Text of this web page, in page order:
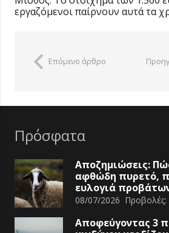
εργαζόμενοι παίρνουν αυτά τα
Επόμενο άρθρο
Πρόσφατα
Αποζημιώσεις:
αφθώδη πυρετό,
ευλογιά
08/07/2026 Προβολές:
Αποφεύγοντας 3